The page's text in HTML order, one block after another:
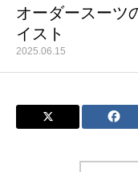
オーダースーツ
イスト
2025.06.15